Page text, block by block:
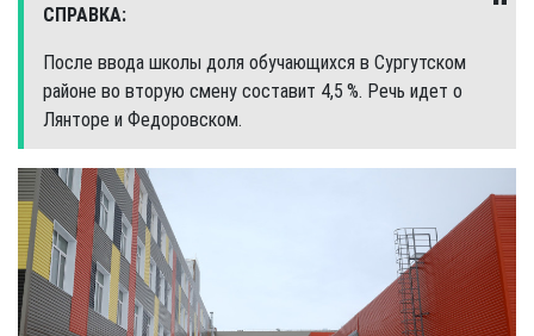
СПРАВКА:
После ввода школы доля обучающихся в Сургутском
районе во вторую смену составит 4,5 %. Речь идет о
Лянторе и Федоровском.